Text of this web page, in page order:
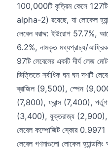
100,000টি কৃত্রিম কেসে
alpha-2) রয়েছে, যা লোকেল
লেবেল বরাদ্দ: ইউরোপ 57.7%,
6.2%, নামকৃত মধ্যপ্রাচ্য/
97টি লেবেলের একটি দীর্ঘ লেজ
ভিত্তিতে সর্বাধিক ঘন ঘন দশটি
ব্রাজিল (9,500), স্পেন
(7,800), ফ্রান্স (7,400),
(3,400), যুক্তরাজ্য (2,900),
লেবেল কম্পোজিট স্কোর
লেবেল গণনাগুলো লোকেল
العربية المغربية
Afrikaans
Монгол
ພາສາລາວ
Basa Jawa
ئۇيغۇرچە
Кыргызча